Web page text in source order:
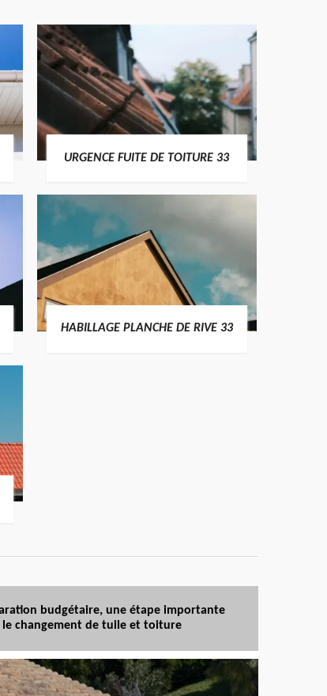
URGENCE FUITE DE TOITURE 33
HABILLAGE PLANCHE DE RIVE 33
budgétaire, une étape importante
le changement de tuile et toiture